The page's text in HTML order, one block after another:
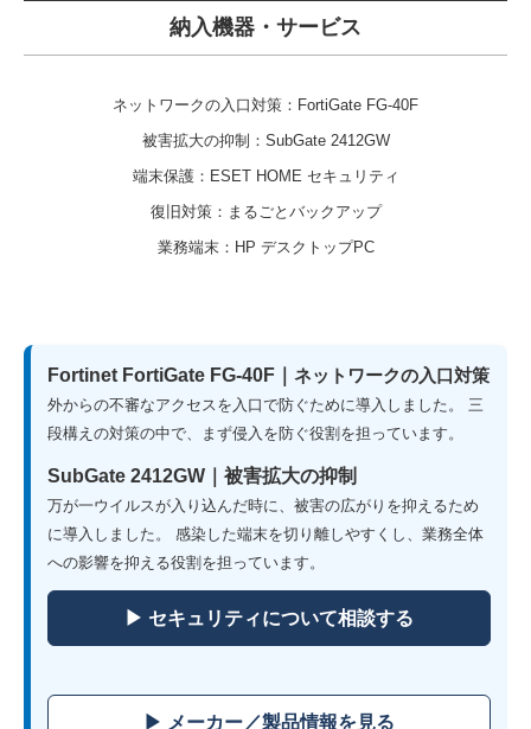
納入機器・サービス
ネットワークの入口対策：FortiGate FG-40F
被害拡大の抑制：SubGate 2412GW
端末保護：ESET HOME セキュリティ
復旧対策：まるごとバックアップ
業務端末：HP デスクトップPC
Fortinet FortiGate FG-40F｜ ネットワークの入口対策
外からの不審なアクセスを入口で防ぐために導入しました。
三
段構えの対策の中で、まず侵入を防ぐ役割を担っています。
SubGate 2412GW｜被害拡大の抑制
万が一ウイルスが入り込んだ時に、被害の広がりを抑えるため
に導入しました。
感染した端末を切り離しやすくし、業務全体
への影響を抑える役割を担っています。
▶ セキュリティについて相談する
▶ メーカー／製品情報を見る